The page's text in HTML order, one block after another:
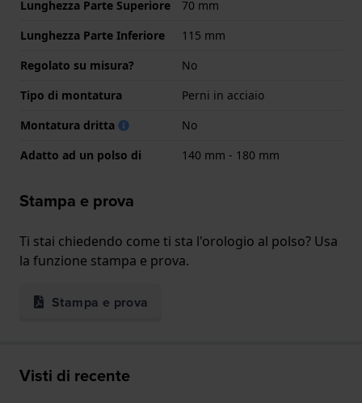
Lunghezza Parte Superiore
70 mm
Lunghezza Parte Inferiore
115 mm
Regolato su misura?
No
Tipo di montatura
Perni in acciaio
Montatura dritta
No
Adatto ad un polso di
140 mm - 180 mm
Stampa e prova
Ti stai chiedendo come ti sta l'orologio al polso? Usa
la funzione stampa e prova.
Stampa e prova
Visti di recente